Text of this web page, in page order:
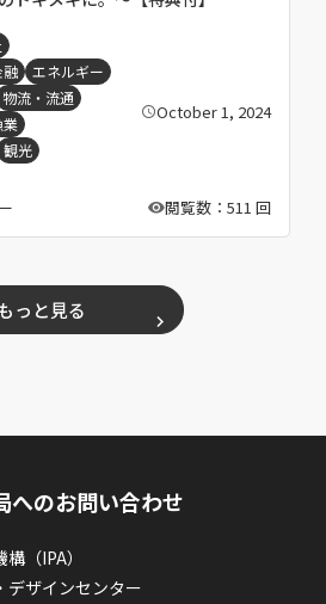
融
エネルギー
物流・流通
業
観光
公
October 1, 2024
閲覧数：511 回
っと見る
へのお問い合わせ
（IPA）
デザインセンター